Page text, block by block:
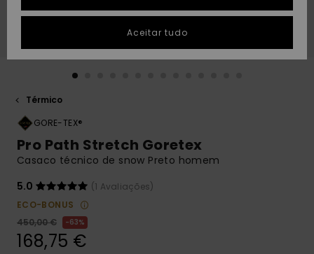
conversa para
obteres a
resposta mais
Encontra
respostas
perguntas
PRESENTE
DESEJO
Térmico
GORE-TEX®
Pro Path Stretch Goretex
Casaco técnico de snow Preto homem
5.0
(1 Avaliações)
ECO-BONUS
450,00 €
63%
168,75 €
Aceitar tudo